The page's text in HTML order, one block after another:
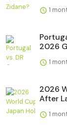
1
2026
1
2026
After
1